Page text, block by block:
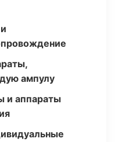
ампулу
и аппараты